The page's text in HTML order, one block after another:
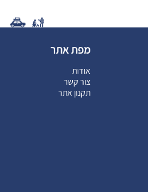
מפת אתר
אודות
צור קשר
תקנון אתר